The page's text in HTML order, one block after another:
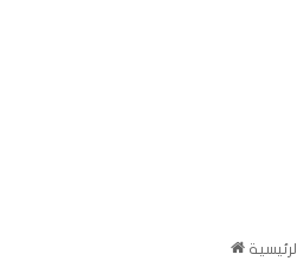
الرئيسية